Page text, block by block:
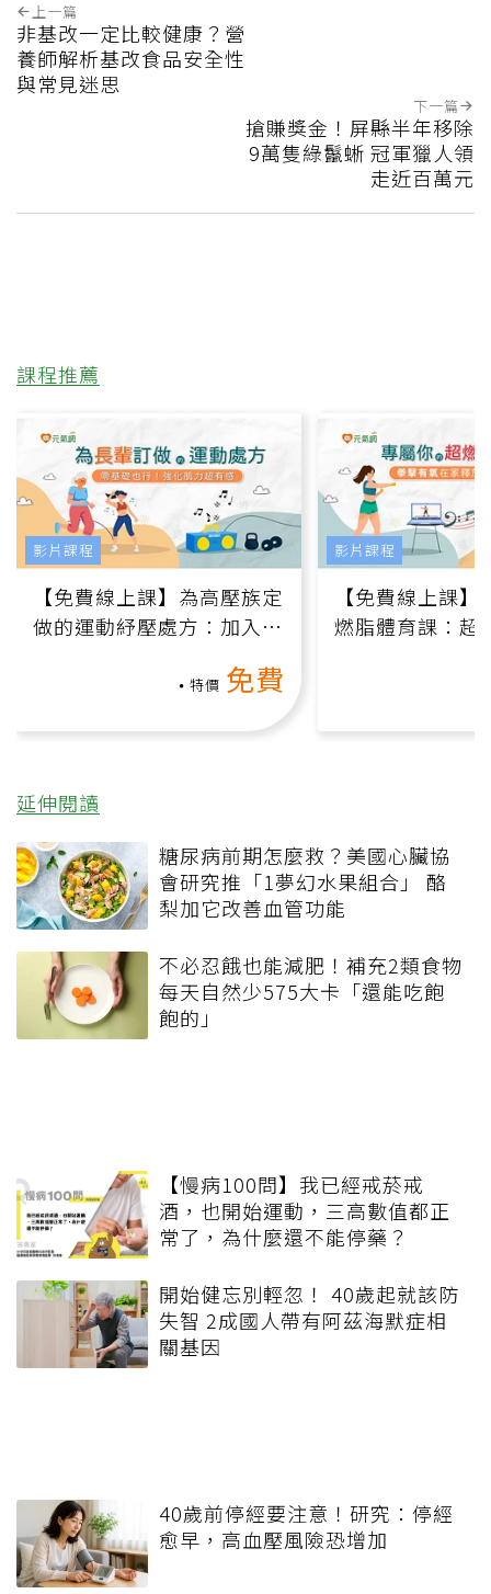
上一篇
非基改一定比較健康？營
養師解析基改食品安全性
與常見迷思
下一篇
搶賺獎金！屏縣半年移除
9萬隻綠鬣蜥 冠軍獵人領
走近百萬元
課程推薦
【免費線上課】為高壓族定
做的運動紓壓處方：加入行
特價 免費
影片課程
【免費線上課
燃脂體育課：超
影片課程
延伸閱讀
糖尿病前期怎麼救？美國心臟協
會研究推「1夢幻水果組合」 酪
梨加它改善血管功能
不必忍餓也能減肥！補充2類食物
每天自然少575大卡「還能吃飽
飽的」
【慢病100問】我已經戒菸戒
酒，也開始運動，三高數值都正
常了，為什麼還不能停藥？
開始健忘別輕忽！ 40歲起就該防
失智 2成國人帶有阿茲海默症相
關基因
40歲前停經要注意！研究：停經
愈早，高血壓風險恐增加